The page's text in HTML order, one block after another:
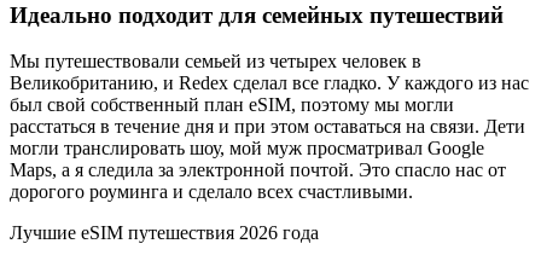
Идеально подходит для семейных путешествий
Мы путешествовали семьей из четырех человек в
Великобританию, и Redex сделал все гладко. У каждого из нас
был свой собственный план eSIM, поэтому мы могли
расстаться в течение дня и при этом оставаться на связи. Дети
могли транслировать шоу, мой муж просматривал Google
Maps, а я следила за электронной почтой. Это спасло нас от
дорогого роуминга и сделало всех счастливыми.
Лучшие eSIM путешествия 2026 года